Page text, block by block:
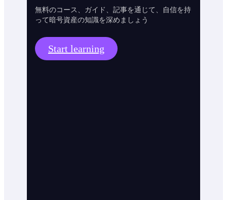
無料のコース、ガイド、記事を通じて、自信を持
って暗号資産の知識を深めましょう
Start learning